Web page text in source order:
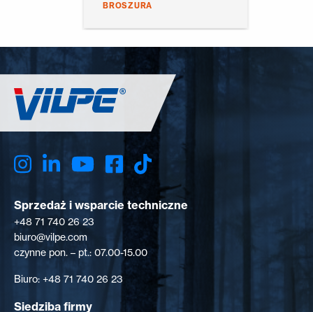
BROSZURA
Sprzedaż i wsparcie techniczne
+48 71 740 26 23
biuro@vilpe.com
czynne pon. – pt.: 07.00-15.00
Biuro: +48 71 740 26 23
Siedziba firmy